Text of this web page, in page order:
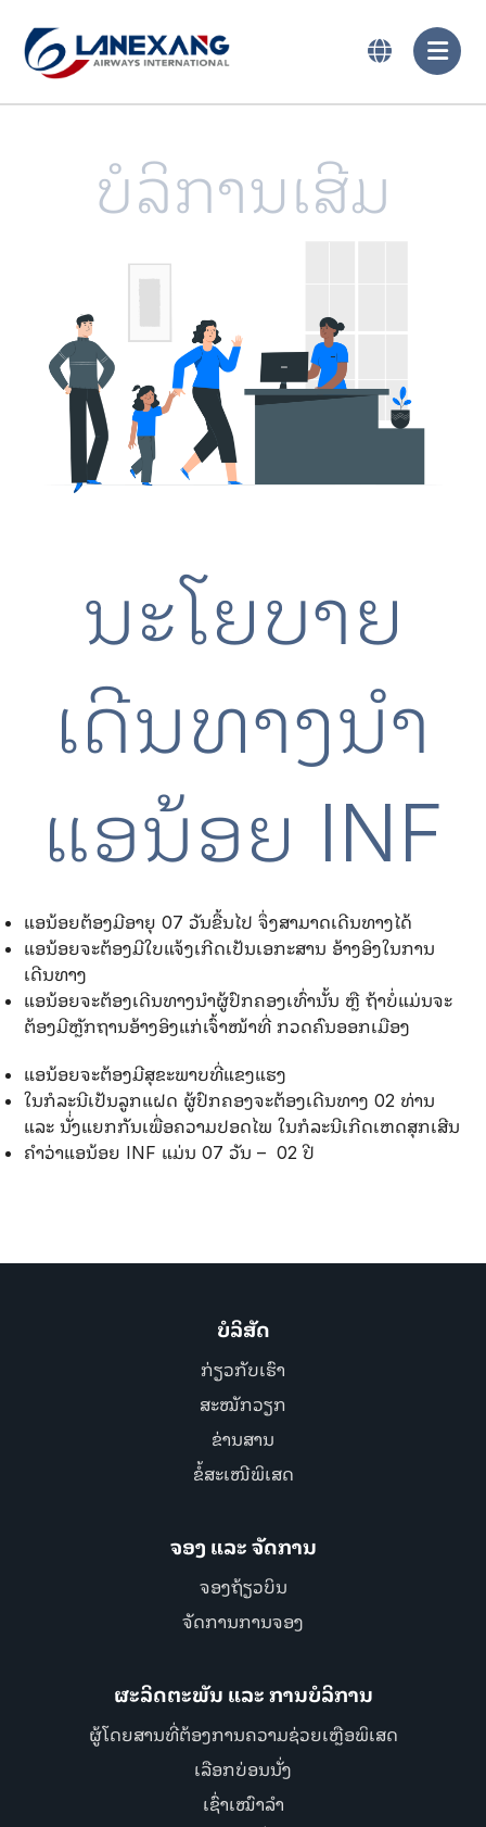
ບໍລິການເສີມ
ນະໂຍບາຍ
ເດີນທາງນຳ
ແອນ້ອຍ INF
ແອນ້ອຍຕ້ອງມີອາຍຸ 07 ວັນຂື້ນໄປ ຈຶ່ງສາມາດເດີນທາງໄດ້
ແອນ້ອຍຈະຕ້ອງມີໃບແຈ້ງເກີດເປັນເອກະສານ ອ້າງອິງໃນການ
ເດີນທາງ
ແອນ້ອຍຈະຕ້ອງເດີນທາງນຳຜູ້ປົກຄອງເທົ່ານັ້ນ ຫຼື ຖ້າບໍ່ແມ່ນຈະ
ຕ້ອງມີຫຼັກຖານອ້າງອິງແກ່ເຈົ້າໜ້າທີ່ ກວດຄົນອອກເມືອງ
ແອນ້ອຍຈະຕ້ອງມີສຸຂະພາບທີ່ແຂງແຮງ
ໃນກໍລະນີເປັນລູກແຝດ ຜູ້ປົກຄອງຈະຕ້ອງເດີນທາງ 02 ທ່ານ
ແລະ ນັ່່ງແຍກກັນເພື່ອຄວາມປອດໄພ ໃນກໍລະນີເກີດເຫດສຸກເສີນ
ຄຳວ່າແອນ້ອຍ INF ແມ່ນ 07 ວັນ – 02 ປີ
ບໍລິສັດ
ກ່ຽວກັບເຮົາ
ສະໝັກວຽກ
ຂ່ານສານ
ຂໍ້ສະເໜີພິເສດ
ຈອງ ແລະ ຈັດການ
ຈອງຖ້ຽວບິນ
ຈັດການການຈອງ
ຜະລິດຕະພັນ ແລະ ການບໍລິການ
ຜູ້ໂດຍສານທີ່ຕ້ອງການຄວາມຊ່ວຍເຫຼືອພິເສດ
ເລືອກບ່ອນນັ່ງ
ເຊົ່າເໝົາລຳ